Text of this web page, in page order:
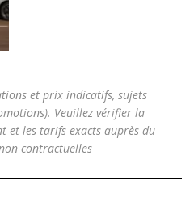
et prix indicatifs, sujets
Veuillez vérifier la
et les tarifs exacts auprès du
contractuelles